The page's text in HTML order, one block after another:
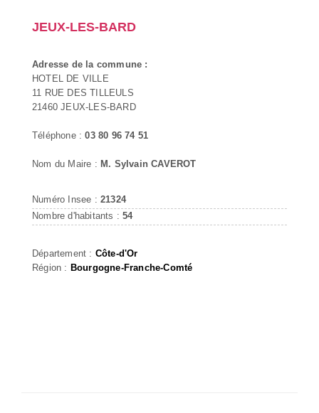
JEUX-LES-BARD
Adresse de la commune :
HOTEL DE VILLE
11 RUE DES TILLEULS
21460 JEUX-LES-BARD
Téléphone :03 80 96 74 51
Nom du Maire : M. Sylvain CAVEROT
Numéro Insee : 21324
Nombre d'habitants :54
Département : Côte-d'Or
Région : Bourgogne-Franche-Comté